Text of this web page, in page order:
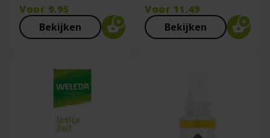
Voor 9.95
Bekijken
Voor 11.49
Bekijken